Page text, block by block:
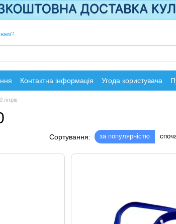
Контактна інформація Угода користувача
Сортування: за популярністю